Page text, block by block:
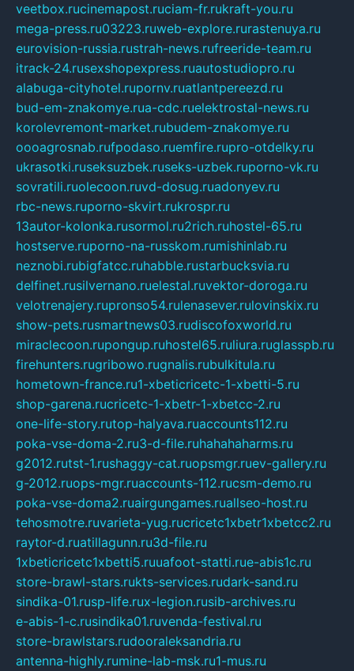
veetbox.rucinemapost.ruciam-fr.rukraft-you.ru
mega-press.ru03223.ruweb-explore.rurastenuya.ru
eurovision-russia.rustrah-news.rufreeride-team.ru
itrack-24.rusexshopexpress.ruautostudiopro.ru
alabuga-cityhotel.rupornv.ruatlantpereezd.ru
bud-em-znakomye.rua-cdc.ruelektrostal-news.ru
korolevremont-market.rubudem-znakomye.ru
oooagrosnab.rufpodaso.ruemfire.rupro-otdelky.ru
ukrasotki.ruseksuzbek.ruseks-uzbek.ruporno-vk.ru
sovratili.ruolecoon.ruvd-dosug.ruadonyev.ru
rbc-news.ruporno-skvirt.rukrospr.ru
13autor-kolonka.rusormol.ru2rich.ruhostel-65.ru
hostserve.ruporno-na-russkom.rumishinlab.ru
neznobi.rubigfatcc.ruhabble.rustarbucksvia.ru
delfinet.rusilvernano.ruelestal.ruvektor-doroga.ru
velotrenajery.rupronso54.rulenasever.rulovinskix.ru
show-pets.rusmartnews03.rudiscofoxworld.ru
miraclecoon.rupongup.ruhostel65.ruliura.ruglasspb.ru
firehunters.rugribowo.rugnalis.rubulkitula.ru
hometown-france.ru1-xbeticricetc-1-xbetti-5.ru
shop-garena.rucricetc-1-xbetr-1-xbetcc-2.ru
one-life-story.rutop-halyava.ruaccounts112.ru
poka-vse-doma-2.ru3-d-file.ruhahahaharms.ru
g2012.rutst-1.rushaggy-cat.ruopsmgr.ruev-gallery.ru
g-2012.ruops-mgr.ruaccounts-112.rucsm-demo.ru
poka-vse-doma2.ruairgungames.ruallseo-host.ru
tehosmotre.ruvarieta-yug.rucricetc1xbetr1xbetcc2.ru
raytor-d.ruatillagunn.ru3d-file.ru
1xbeticricetc1xbetti5.ruuafoot-statti.rue-abis1c.ru
store-brawl-stars.rukts-services.rudark-sand.ru
sindika-01.rusp-life.rux-legion.rusib-archives.ru
e-abis-1-c.rusindika01.ruvenda-festival.ru
store-brawlstars.rudooraleksandria.ru
antenna-highly.rumine-lab-msk.ru1-mus.ru